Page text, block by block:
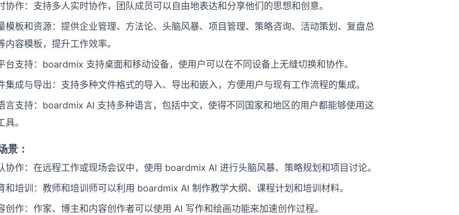
协作：支持多人实时协作，团队成员可以自由地表达和分享他们的思想和创意。
模板和资源：提供企业管理、方法论、头脑风暴、项目管理、策略咨询、活动策划、复盘总
内容模板，提升工作效率。
台支持：boardmix 支持桌面和移动设备，使用户可以在不同设备上无缝切换和协作。
集成与导出：支持多种文件格式的导入、导出和嵌入，方便用户与现有工作流程的集成。
言支持：boardmix AI 支持多种语言，包括中文，使得不同国家和地区的用户都能够使用这
具。
景：
协作：在远程工作或现场会议中，使用 boardmix AI 进行头脑风暴、策略规划和项目讨论。
和培训：教师和培训师可以利用 boardmix AI 制作教学大纲、课程计划和培训材料。
创作：作家、博主和内容创作者可以使用 AI 写作和绘画功能来加速创作过程。